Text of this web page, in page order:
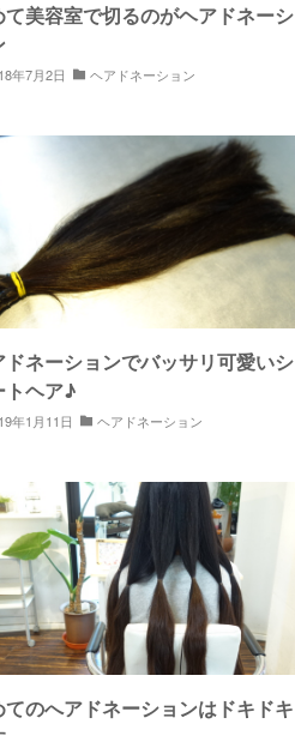
て美容室で切るのがヘアドネーシ
年7月2日 ヘアドネーション
ドネーションでバッサリ可愛いシ
トヘア♪
年1月11日 ヘアドネーション
てのへアドネーションはドキドキ